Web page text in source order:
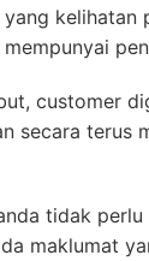
yang kelihatan
customer
secara terus
tidak
maklumat